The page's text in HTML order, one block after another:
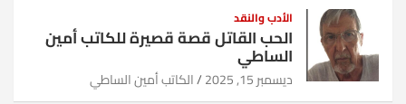
الأدب والنقد
الحب القاتل قصة قصيرة للكاتب أمين
الساطي
ديسمبر 15, 2025 الكاتب أمين الساطي